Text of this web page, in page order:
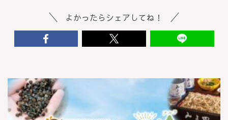
よかったらシェアしてね！